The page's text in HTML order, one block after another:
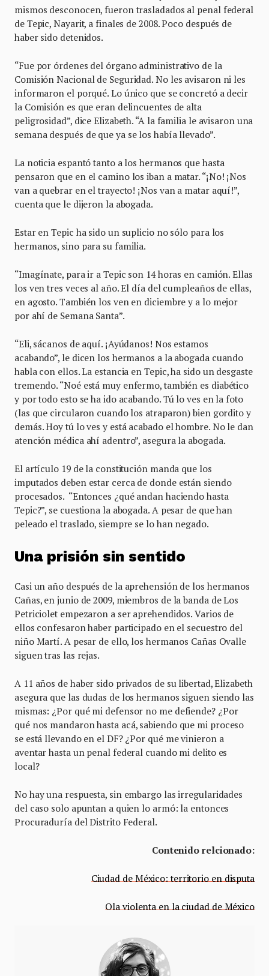
mismos desconocen, fueron trasladados al penal federal
de Tepic, Nayarit, a finales de 2008. Poco después de
haber sido detenidos.
“Fue por órdenes del órgano administrativo de la
Comisión Nacional de Seguridad. No les avisaron ni les
informaron el porqué. Lo único que se concretó a decir
la Comisión es que eran delincuentes de alta
peligrosidad”, dice Elizabeth. “A la familia le avisaron una
semana después de que ya se los había llevado”.
La noticia espantó tanto a los hermanos que hasta
pensaron que en el camino los iban a matar. “¡No! ¡Nos
van a quebrar en el trayecto! ¡Nos van a matar aquí!”,
cuenta que le dijeron la abogada.
Estar en Tepic ha sido un suplicio no sólo para los
hermanos, sino para su familia.
“Imagínate, para ir a Tepic son 14 horas en camión. Ellas
los ven tres veces al año. El día del cumpleaños de ellas,
en agosto. También los ven en diciembre y a lo mejor
por ahí de Semana Santa”.
“Eli, sácanos de aquí. ¡Ayúdanos! Nos estamos
acabando”, le dicen los hermanos a la abogada cuando
habla con ellos. La estancia en Tepic, ha sido un desgaste
tremendo. “Noé está muy enfermo, también es diabético
y por todo esto se ha ido acabando. Tú lo ves en la foto
(las que circularon cuando los atraparon) bien gordito y
demás. Hoy tú lo ves y está acabado el hombre. No le dan
atención médica ahí adentro”, asegura la abogada.
El artículo 19 de la constitución manda que los
imputados deben estar cerca de donde están siendo
procesados. “Entonces ¿qué andan haciendo hasta
Tepic?”, se cuestiona la abogada. A pesar de que han
peleado el traslado, siempre se lo han negado.
Una prisión sin sentido
Casi un año después de la aprehensión de los hermanos
Cañas, en junio de 2009, miembros de la banda de Los
Petriciolet empezaron a ser aprehendidos. Varios de
ellos confesaron haber participado en el secuestro del
niño Martí. A pesar de ello, los hermanos Cañas Ovalle
siguen tras las rejas.
A 11 años de haber sido privados de su libertad, Elizabeth
asegura que las dudas de los hermanos siguen siendo las
mismas: ¿Por qué mi defensor no me defiende? ¿Por
qué nos mandaron hasta acá, sabiendo que mi proceso
se está llevando en el DF? ¿Por qué me vinieron a
aventar hasta un penal federal cuando mi delito es
local?
No hay una respuesta, sin embargo las irregularidades
del caso solo apuntan a quien lo armó: la entonces
Procuraduría del Distrito Federal.
Contenido relcionado:
Ciudad de México: territorio en disputa
Ola violenta en la ciudad de México